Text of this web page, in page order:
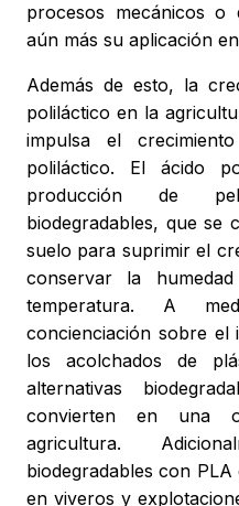
procesos mecánicos o
aún más su aplicación
Además de esto, la
poliláctico en la
impulsa el
poliláctico. El ácido
producción de
biodegradables, que se
suelo para suprimir el
conservar la
temperatura. A
concienciación sobre el
los acolchados de
alternativas
convierten en una
agricultura.
biodegradables con
en viveros y